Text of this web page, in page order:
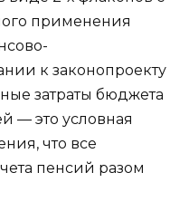
применения
к законопроекту
затраты бюджета
— это условная
что все
пенсий разом